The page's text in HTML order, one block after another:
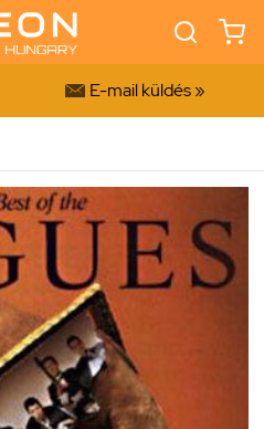
 E-mail küldés »